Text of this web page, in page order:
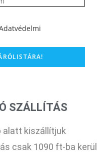
SZÁLLÍTÁS
alatt kiszállítjuk
csak 1090 ft-ba kerül